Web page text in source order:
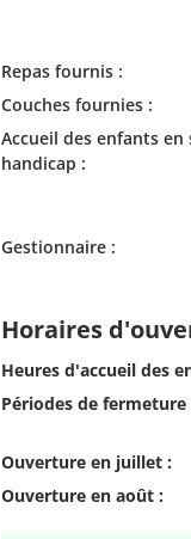
Repas fournis :
Couches fournies :
Accueil des enfants
handicap :
Gestionnaire :
Horaires
Heures d'accueil des
Périodes de fermeture
Ouverture en juillet :
Ouverture en août :